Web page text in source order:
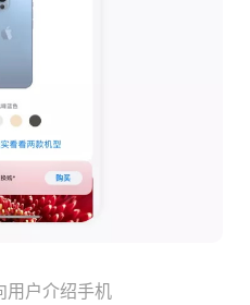
用户介绍手机